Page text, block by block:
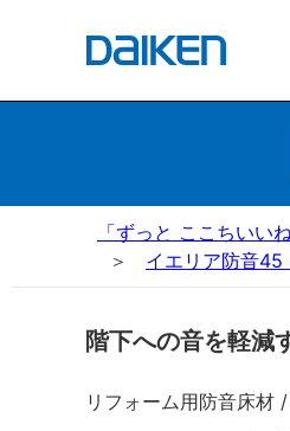
「ずっと ここちい
イエリア防音45
階下への音を軽減
リフォーム用防音床材